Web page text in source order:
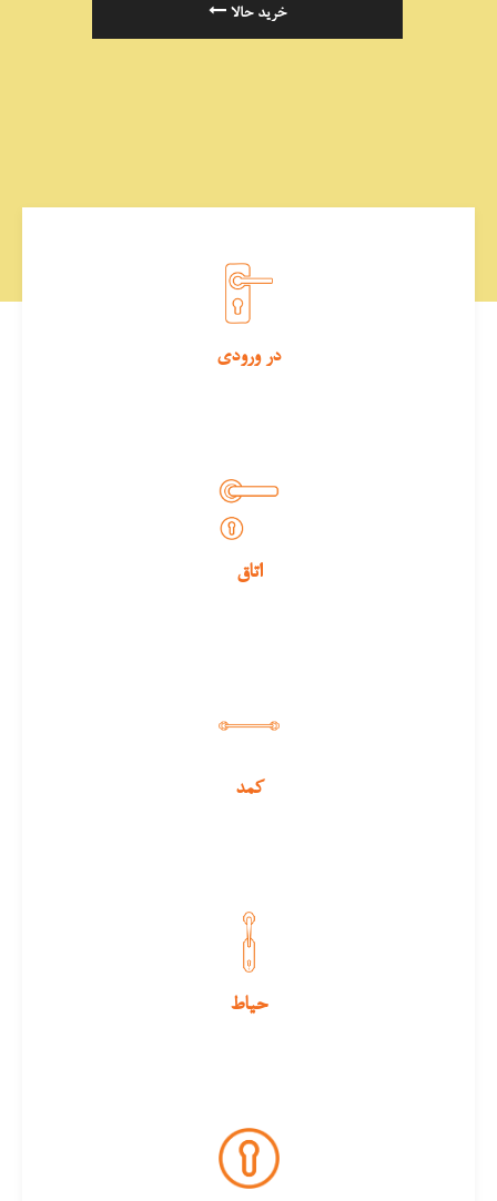
خرید حالا
در ورودی
اتاق
کمد
حیاط